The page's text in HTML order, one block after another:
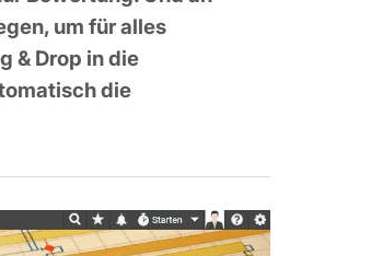
um für alles
& Drop in die
die